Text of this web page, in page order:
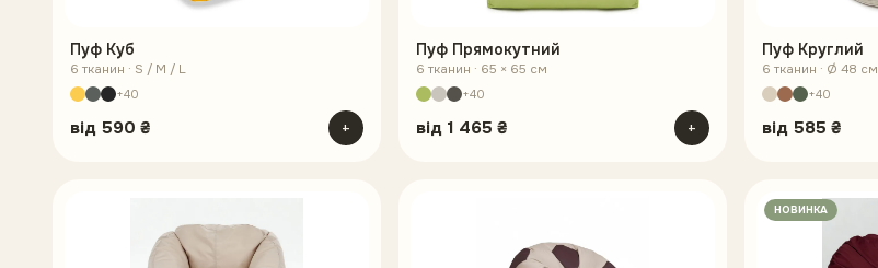
Пуф Куб
6 тканин · S / M / L
+40
від 590 ₴ +
Пуф Прямокутний
6 тканин · 65 × 65 см
+40
від 1 465 ₴ +
Пуф Круглий
6 тканин · Ø 48 см
+40
від 585 ₴
НОВИНКА